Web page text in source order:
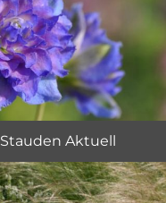
Stauden Aktuell